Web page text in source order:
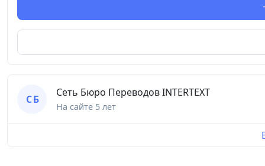
С Б
Сеть Бюро Переводов INTERTEXT
На сайте 5 лет